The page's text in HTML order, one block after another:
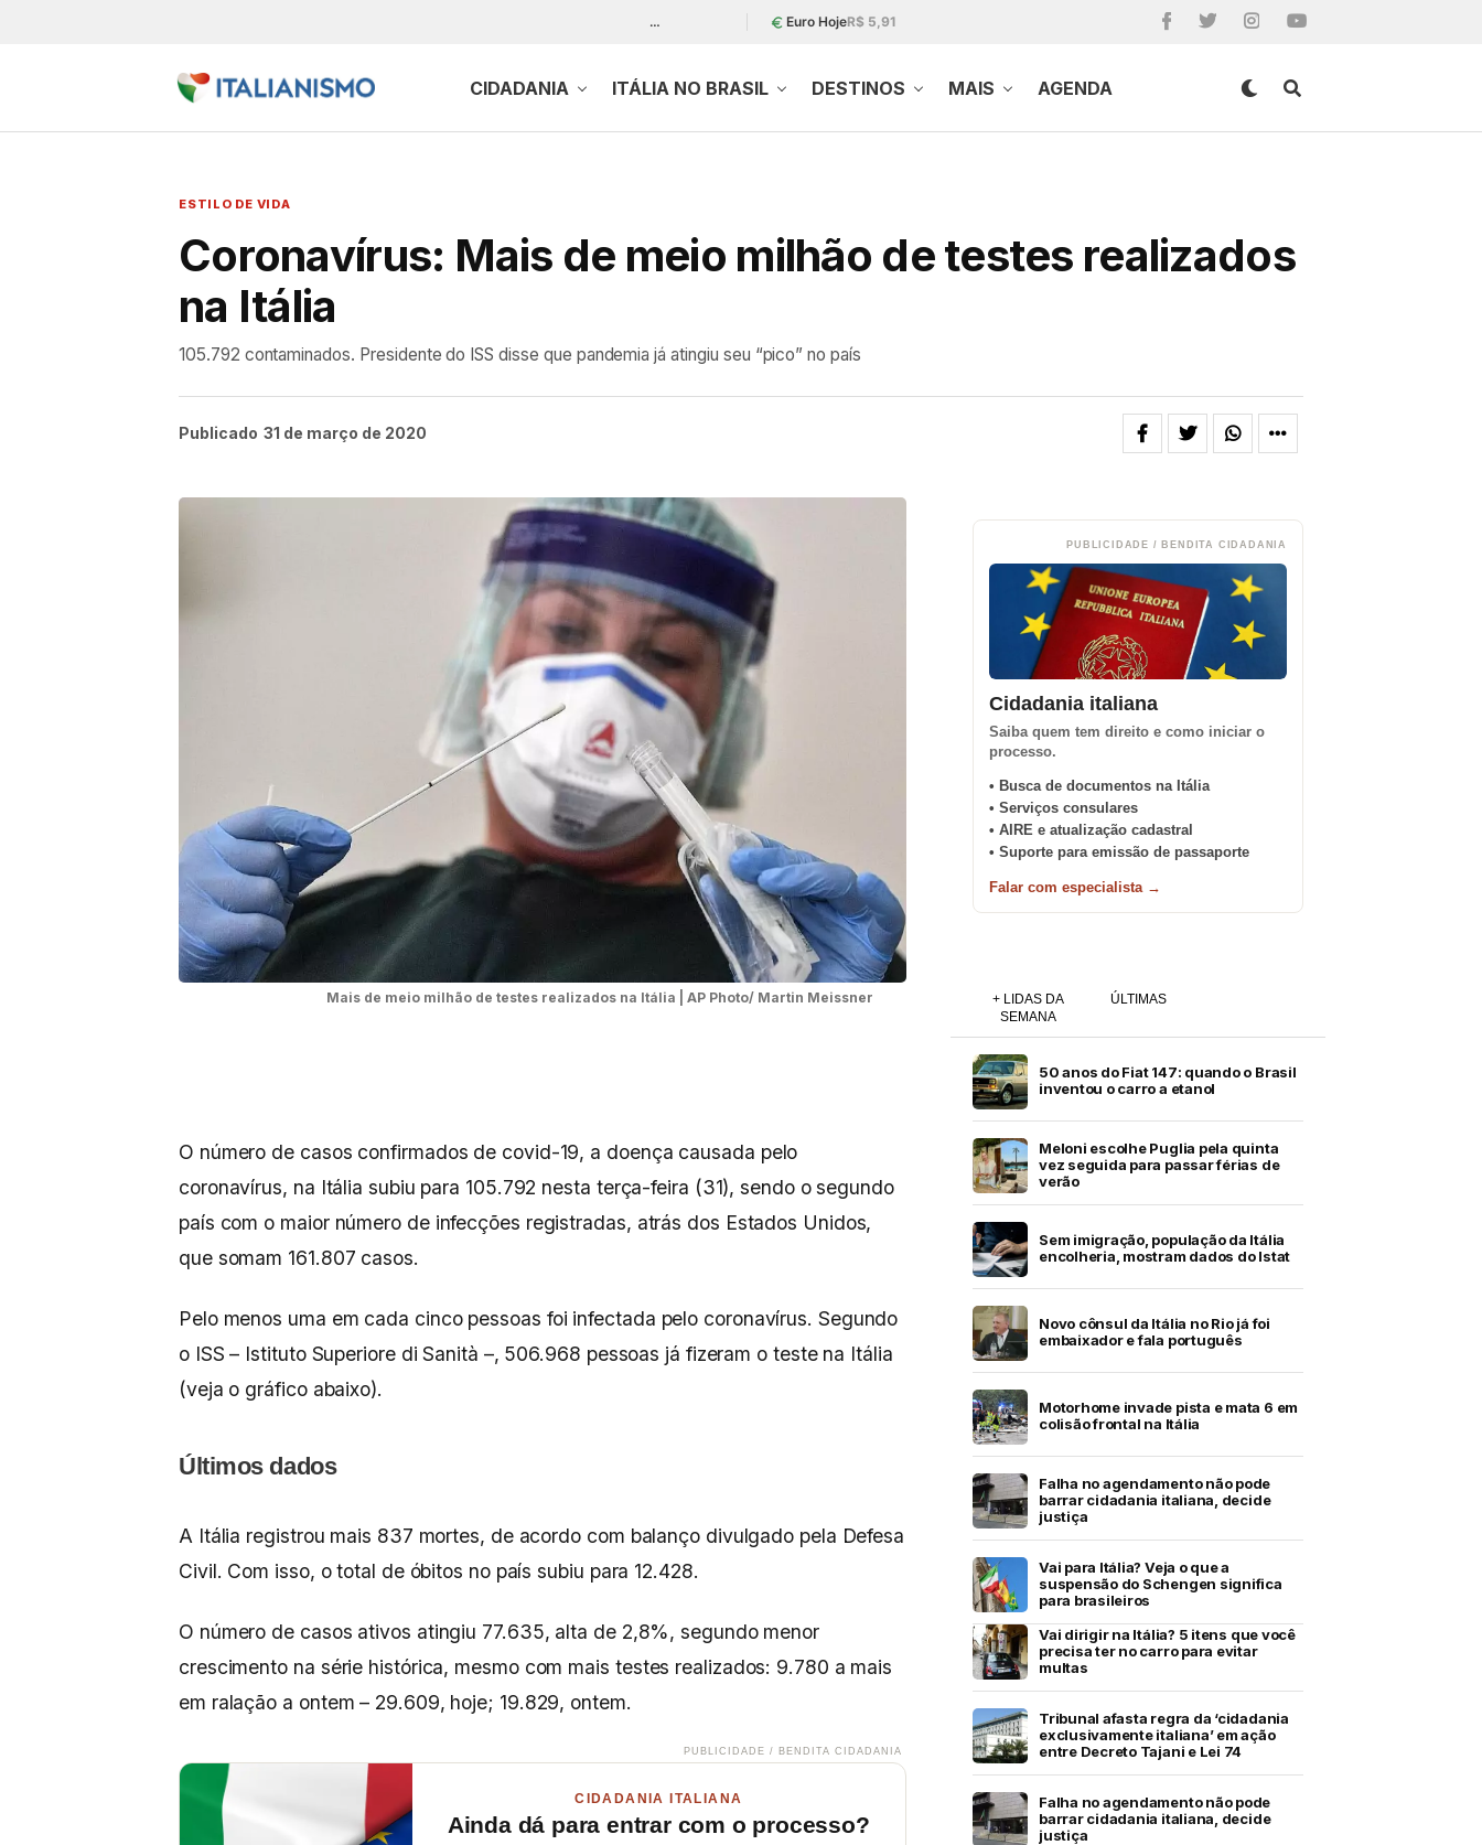
… Euro HojeR$ 5,91
CIDADANIA ITÁLIA NO BRASIL DESTINOS MAIS AGENDA
ESTILO DE VIDA
Coronavírus: Mais de meio milhão de testes realizados
na Itália
105.792 contaminados. Presidente do ISS disse que pandemia já atingiu seu “pico” no país
Publicado 31 de março de 2020
Mais de meio milhão de testes realizados na Itália | AP Photo/ Martin Meissner
O número de casos confirmados de covid-19, a doença causada pelo
coronavírus, na Itália subiu para 105.792 nesta terça-feira (31), sendo o segundo
país com o maior número de infecções registradas, atrás dos Estados Unidos,
que somam 161.807 casos.
Pelo menos uma em cada cinco pessoas foi infectada pelo coronavírus. Segundo
o ISS – Istituto Superiore di Sanità –, 506.968 pessoas já fizeram o teste na Itália
(veja o gráfico abaixo).
Últimos dados
A Itália registrou mais 837 mortes, de acordo com balanço divulgado pela Defesa
Civil. Com isso, o total de óbitos no país subiu para 12.428.
O número de casos ativos atingiu 77.635, alta de 2,8%, segundo menor
crescimento na série histórica, mesmo com mais testes realizados: 9.780 a mais
em ralação a ontem – 29.609, hoje; 19.829, ontem.
PUBLICIDADE / BENDITA CIDADANIA
CIDADANIA ITALIANA
Ainda dá para entrar com o processo?
PUBLICIDADE / BENDITA CIDADANIA
Cidadania italiana
Saiba quem tem direito e como iniciar o
processo.
• Busca de documentos na Itália
• Serviços consulares
• AIRE e atualização cadastral
• Suporte para emissão de passaporte
Falar com especialista →
+ LIDAS DA
SEMANA
ÚLTIMAS
50 anos do Fiat 147: quando o Brasil
inventou o carro a etanol
Meloni escolhe Puglia pela quinta
vez seguida para passar férias de
verão
Sem imigração, população da Itália
encolheria, mostram dados do Istat
Novo cônsul da Itália no Rio já foi
embaixador e fala português
Motorhome invade pista e mata 6 em
colisão frontal na Itália
Falha no agendamento não pode
barrar cidadania italiana, decide
justiça
Vai para Itália? Veja o que a
suspensão do Schengen significa
para brasileiros
Vai dirigir na Itália? 5 itens que você
precisa ter no carro para evitar
multas
Tribunal afasta regra da ‘cidadania
exclusivamente italiana’ em ação
entre Decreto Tajani e Lei 74
Falha no agendamento não pode
barrar cidadania italiana, decide
justiça